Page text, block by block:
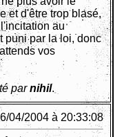
et d'être trop blasé,
au
puni par la loi, donc
vos
parnihil.
04/2004 à 20:33:08